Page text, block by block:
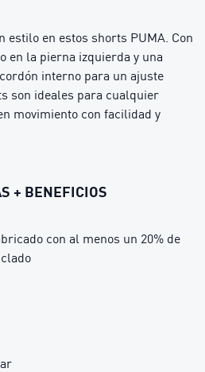
estilo en estos shorts PUMA. Con
en la pierna izquierda y una
interno para un ajuste
son ideales para cualquier
movimiento con facilidad y
+ BENEFICIOS
con al menos un 20% de